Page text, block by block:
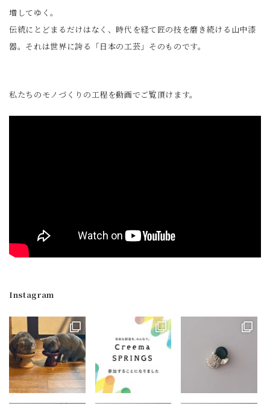
増してゆく。
伝統にとどまるだけはなく、時代を経て匠の技を磨き続ける山中漆
器。それは世界に誇る「日本の工芸」そのものです。
私たちのモノづくりの工程を動画でご覧頂けます。
Instagram